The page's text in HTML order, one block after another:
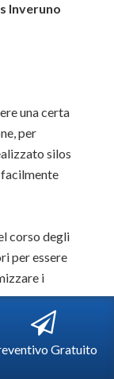
Inveruno
una certa
per
silos
corso degli
per essere
i
a
in
Gratuito